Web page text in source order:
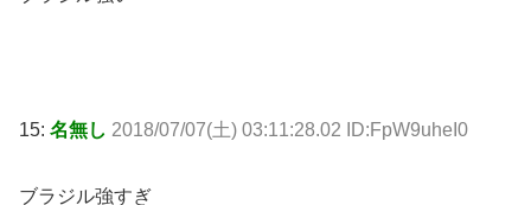
15: 名無し 2018/07/07(土) 03:11:28.02 ID:FpW9uheI0
ブラジル強すぎ